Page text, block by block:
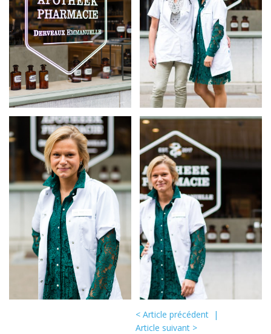
< Article précédent |
Article suivant >